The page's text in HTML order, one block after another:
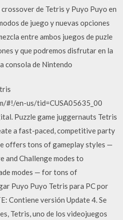
de Tetris y Puyo Puyo en
de juego y nuevas opciones
entre ambos juegos de puzle
y que podremos disfrutar en la
consola de Nintendo
#!/en-us/tid=CUSA05635_00
Puzzle game juggernauts Tetris
a fast-paced, competitive party
offers tons of gameplay styles —
and Challenge modes to
modes — for tons of
Puyo Puyo Tetris para PC por
Contiene versión Update 4. Se
Tetris, uno de los videojuegos